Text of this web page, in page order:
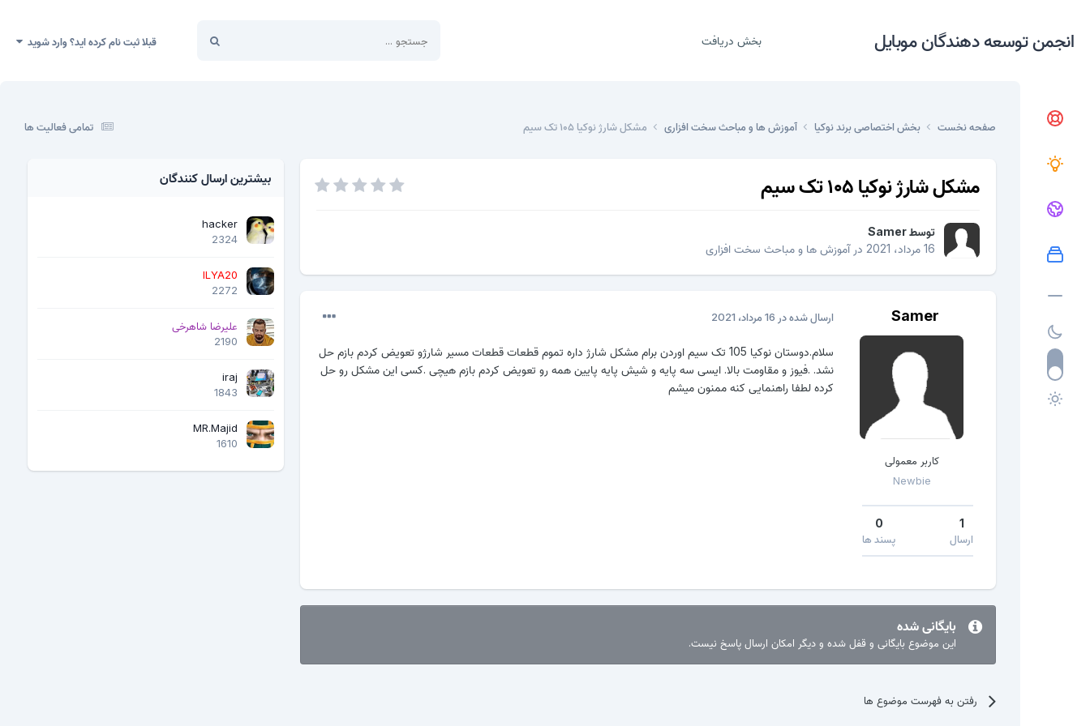
انجمن توسعه دهندگان موبایل بخش دریافت قبلا ثبت نام کرده اید؟ وارد شوید
تمامی فعالیت ها صفحه نخست بخش اختصاصی برند نوکیا آموزش ها و مباحث سخت افزاری مشکل شارژ نوکیا ۱۰۵ تک سیم
مشکل شارژ نوکیا ۱۰۵ تک سیم
توسطSamer
16 مرداد، 2021
درآموزش ها و مباحث سخت افزاری
Samer
کاربر معمولی
Newbie
1
ارسال
0
پسند ها
ارسال شده در 16 مرداد، 2021
سلام.دوستان نوکیا 105 تک سیم اوردن برام مشکل شارژ داره تموم قطعات قطعات مسیر شارژو تعویض کردم بازم حل
نشد. .فیوز و مقاومت بالا. ایسی سه پایه و شیش پایه پایین همه رو تعویض کردم بازم هیچی .کسی این مشکل رو حل
کرده لطفا راهنمایی کنه ممنون میشم
بایگانی شده
این موضوع بایگانی و قفل شده و دیگر امکان ارسال پاسخ نیست.
رفتن به فهرست موضوع ها
بیشترین ارسال کنندگان
hacker
2324
ILYA20
2272
علیرضا شاهرخی
2190
iraj
1843
MR.Majid
1610